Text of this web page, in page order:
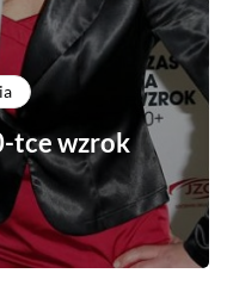
tce wzrok